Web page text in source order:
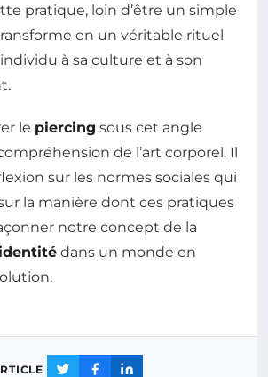
pratique, loin d’être un simple
en un véritable rituel
à sa culture et à son
le piercing sous cet angle
de l’art corporel. Il
sur les normes sociales qui
la manière dont ces pratiques
notre concept de la
identité dans un monde en